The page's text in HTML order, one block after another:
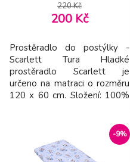
220 Kč
200 Kč
Prostěradlo do postýlky -
Scarlett Tura Hladké
prostěradlo Scarlett je
určeno na matraci o rozměru
120 x 60 cm. Složení: 100%
-9%